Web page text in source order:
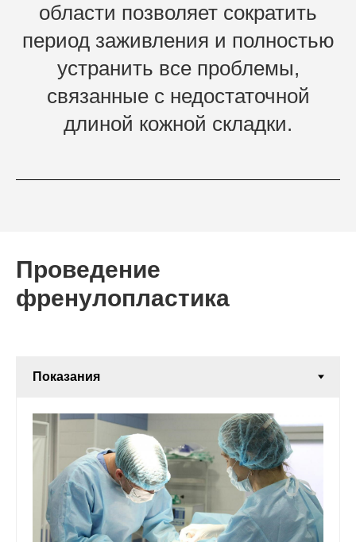
области позволяет сократить
период заживления и полностью
устранить все проблемы,
связанные с недостаточной
длиной кожной складки.
Проведение
френулопластика